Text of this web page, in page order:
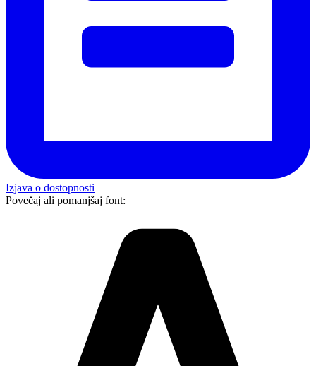
Izjava o dostopnosti
Povečaj ali pomanjšaj font: